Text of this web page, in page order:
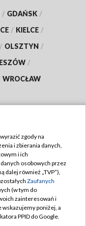
/ GDAŃSK /
/ KIELCE /
/ OLSZTYN /
/
WROCŁAW
zgody na
i zbierania danych,
i ich
osobowych przez
dalej również „TVP”),
Zaufanych
(w tym do
zainteresowań i
poniżej, a
PPID do Google.